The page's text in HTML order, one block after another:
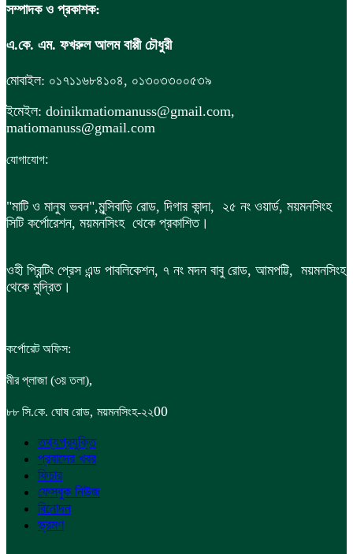
সম্পাদক ও প্রকাশক:
এ.কে. এম. ফখরুল আলম বাপ্পী চৌধুরী
মোবাইল: ০১৭১১৬৮৪১০৪, ০১৩০৩৩০০৫৩৯
ইমেইল: doinikmatiomanuss@gmail.com,
matiomanuss@gmail.com
যোগাযোগ:
"মাটি ও মানুষ ভবন",মুন্সিবাড়ি রোড, দিগার কান্দা, ২৫ নং ওয়ার্ড, ময়মনসিংহ
সিটি কর্পোরেশন, ময়মনসিংহ থেকে প্রকাশিত।
ওহী প্রিন্টিং প্রেস এন্ড পাবলিকেশন, ৭ নং মদন বাবু রোড, আমপট্টি, ময়মনসিংহ
থেকে মুদ্রিত।
কর্পোরেট অফিস:
মীর প্লাজা (৩য় তলা),
৮৮ সি.কে. ঘোষ রোড, ময়মনসিংহ-২২00
তথ্যপ্রযুক্তি
প্রবাসের খবর
ফিচার
ফেসবুক নিউজ
বিনোদন
ভ্রমণ